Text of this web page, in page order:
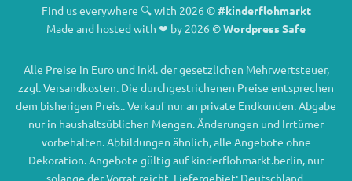
Find us everywhere 🔍 with 2026 ©#kinderflohmarkt
Made and hosted with ❤ by 2026 ©Wordpress Safe
Alle Preise in Euro und inkl. der gesetzlichen Mehrwertsteuer,
zzgl. Versandkosten. Die durchgestrichenen Preise entsprechen
dem bisherigen Preis.. Verkauf nur an private Endkunden. Abgabe
nur in haushaltsüblichen Mengen. Änderungen und Irrtümer
vorbehalten. Abbildungen ähnlich, alle Angebote ohne
Dekoration. Angebote gültig auf kinderflohmarkt.berlin, nur
solange der Vorrat reicht. Liefergebiet: Deutschland.